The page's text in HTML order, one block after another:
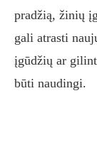
pradžią, žinių
gali atrasti
įgūdžių ar
būti naudingi.